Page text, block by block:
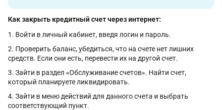
Как закрыть кредитный счет через интернет:
Войти в личный кабинет, введя логин и пароль.
Проверить баланс, убедиться, что на счете нет лишних
средств. Если они есть, перевести их на другой счет.
Зайти в раздел «Обслуживание счетов». Найти счет,
который планируете ликвидировать.
Зайти в меню действий для данного счета и выбрать
соответствующий пункт.